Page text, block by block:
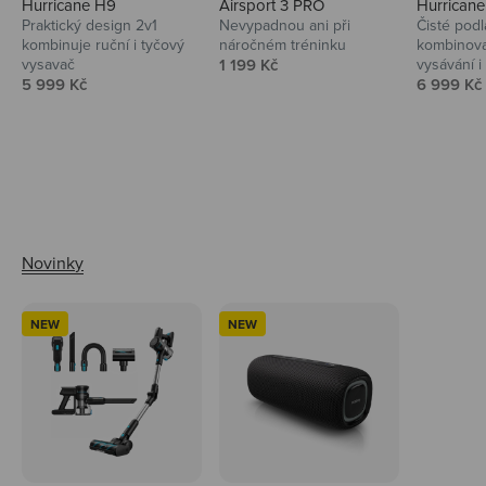
Hurricane H9
Praktický design 2v1
kombinuje ruční i tyčový
vysavač
Prodejní cena
5 999 Kč
Airsport 3 PRO
Nevypadnou ani při
náročném tréninku
Prodejní cena
1 199 Kč
Čisté
vysávání
Prodejní
6 999 Kč
NEW NEW